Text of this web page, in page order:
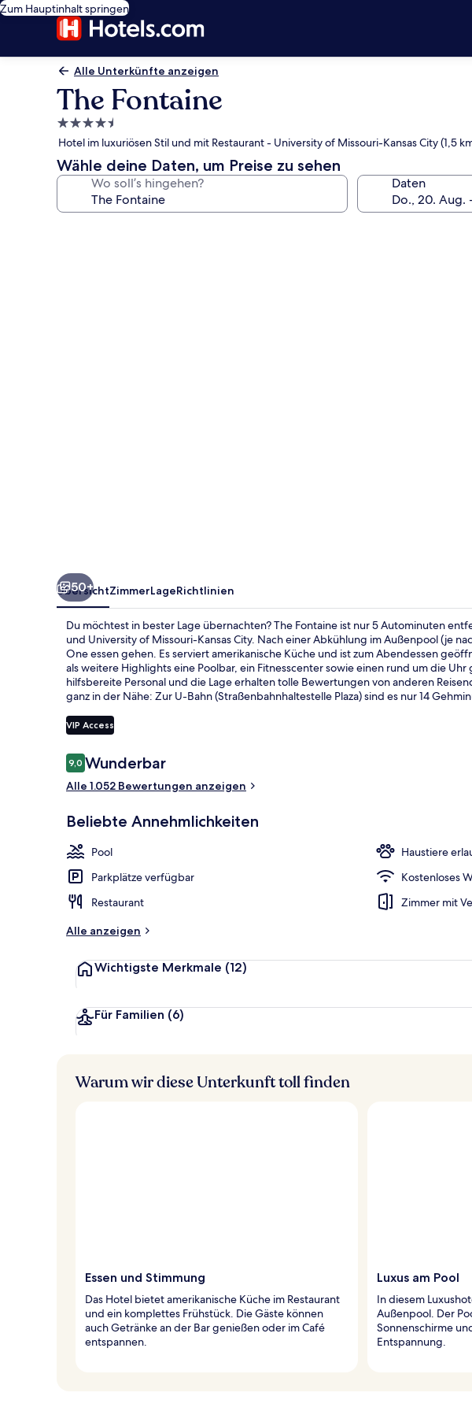
Zum Hauptinhalt springen
Alle Unterkünfte anzeigen
The Fontaine
4.5-
Sterne-
Unterkunft
Hotel im luxuriösen Stil und mit Restaurant - University of Missouri-Kansas City (1,5
Wähle deine Daten, um Preise zu sehen
Wo soll’s hingehen? Daten
50+
ÜbersichtZimmerLageRichtlinien
Du möchtest in bester Lage übernachten? The Fontaine ist nur 5 Autominuten
und University of Missouri-Kansas City. Nach einer Abkühlung im Außenpool (je
One essen gehen. Es serviert amerikanische Küche und ist zum Abendessen
als weitere Highlights eine Poolbar, ein Fitnesscenter sowie einen rund um die
hilfsbereite Personal und die Lage erhalten tolle Bewertungen von anderen
ganz in der Nähe: Zur U-Bahn (Straßenbahnhaltestelle Plaza) sind es nur 14
VIP Access
Bewertungen
9,09,0 von 10.
Wunderbar
Alle 1.052 Bewertungen anzeigen
Beliebte Annehmlichkeiten
Pool
Haustiere
Parkplätze verfügbar
Kostenloses
Restaurant
Zimmer mit
Alle anzeigen
Wichtigste Merkmale (12)
Für Familien (6)
Warum wir diese Unterkunft toll finden
Essen und Stimmung
Das Hotel bietet amerikanische Küche im Restaurant
und ein komplettes Frühstück. Die Gäste können
auch Getränke an der Bar genießen oder im Café
entspannen.
Luxus am Pool
In diesem
Außenpool. Der
Sonnenschirme
Entspannung.